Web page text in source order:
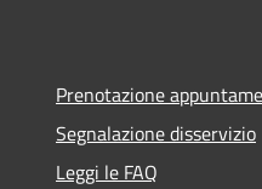
Prenotazione
Segnalazione disservizio
Leggi le FAQ